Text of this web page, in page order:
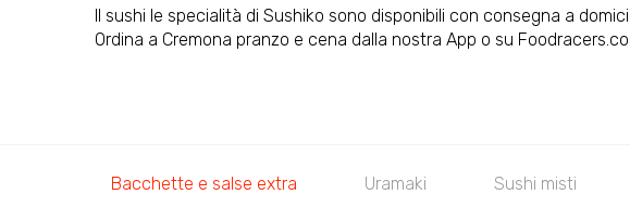
Il sushi le specialità di Sushiko sono disponibili con consegna a
Ordina a Cremona pranzo e cena dalla nostra App o su
Bacchette e salse extra Uramaki Sushi misti